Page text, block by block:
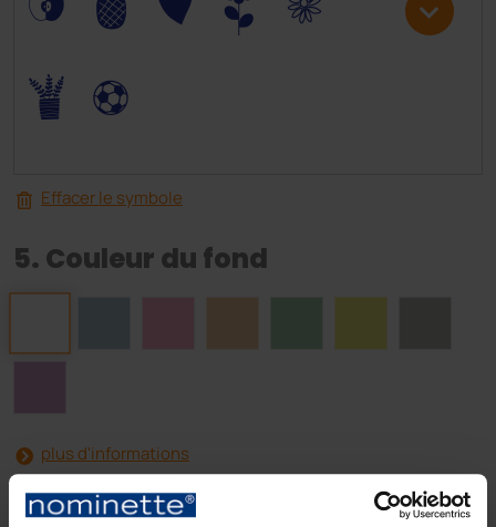
. ,
Effacer le symbole
5. Couleur du fond
plus d'informations